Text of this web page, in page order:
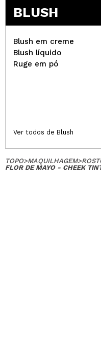
BLUSH
Blush em creme
Blush líquido
Ruge em pó
Ver todos de Blush
TOPO>MAQUILHAGEM>
FLOR DE MAYO - CHEEK